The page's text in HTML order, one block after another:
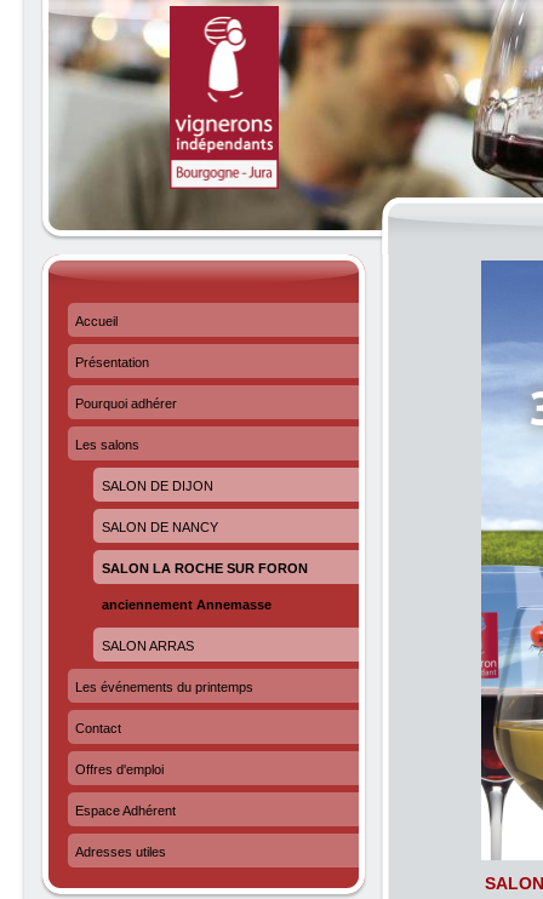
Accueil
Présentation
Pourquoi adhérer
Les salons
SALON DE DIJON
SALON DE NANCY
SALON LA ROCHE SUR FORON
anciennement Annemasse
SALON ARRAS
Les événements du printemps
Contact
Offres d'emploi
Espace Adhérent
Adresses utiles